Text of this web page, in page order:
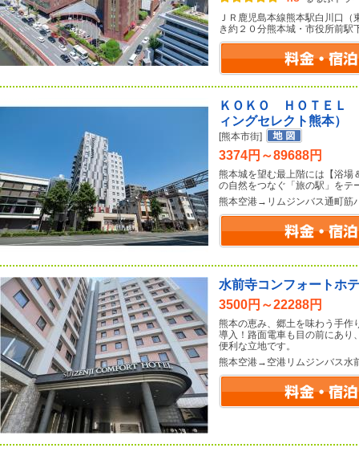
ＪＲ鹿児島本線熊本駅白川口
き約２０分熊本城・市役所前
ＫＯＫＯ ＨＯＴＥＬ
ィングセレクト熊本）
[熊本市街]
3374円～89688円
熊本城を望む最上階には【浴場
の自然をつなぐ「旅の駅」をテ
熊本空港→リムジンバス通町筋
水前寺コンフォートホ
3500円～22288円
熊本の恵み、郷土を味わう手作
導入！路面電車も目の前にあり
便利な立地です。
熊本空港→空港リムジンバス水